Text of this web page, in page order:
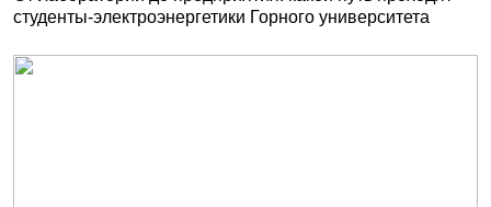
студенты-электроэнергетики Горного университета